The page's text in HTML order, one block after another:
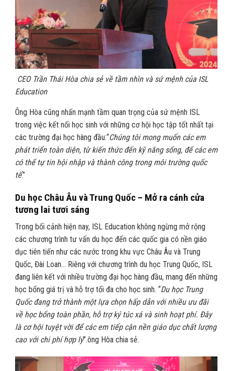
CEO Trần Thái Hòa chia sẻ về tầm nhìn và sứ mệnh của ISL
Education
Ông Hòa cũng nhấn mạnh tầm quan trọng của sứ mệnh ISL
trong việc kết nối học sinh với những cơ hội học tập tốt nhất tại
các trường đại học hàng đầu:“Chúng tôi mong muốn các em
phát triển toàn diện, từ kiến thức đến kỹ năng sống, để các em
có thể tự tin hội nhập và thành công trong môi trường quốc
tế.”
Du học Châu Âu và Trung Quốc – Mở ra cánh cửa
tương lai tươi sáng
Trong bối cảnh hiện nay, ISL Education không ngừng mở rộng
các chương trình tư vấn du học đến các quốc gia có nền giáo
dục tiên tiến như các nước trong khu vực Châu Âu và Trung
Quốc, Đài Loan… Riêng với chương trình du học Trung Quốc, ISL
đang liên kết với nhiều trường đại học hàng đầu, mang đến những
học bổng giá trị và hỗ trợ tối đa cho học sinh. “Du học Trung
Quốc đang trở thành một lựa chọn hấp dẫn với nhiều ưu đãi
về học bổng toàn phần, hỗ trợ ký túc xá và sinh hoạt phí. Đây
là cơ hội tuyệt vời để các em tiếp cận nền giáo dục chất lượng
cao với chi phí hợp lý”.ông Hòa chia sẻ.